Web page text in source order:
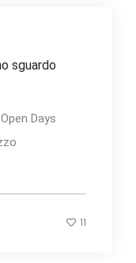
sguardo
Days
11